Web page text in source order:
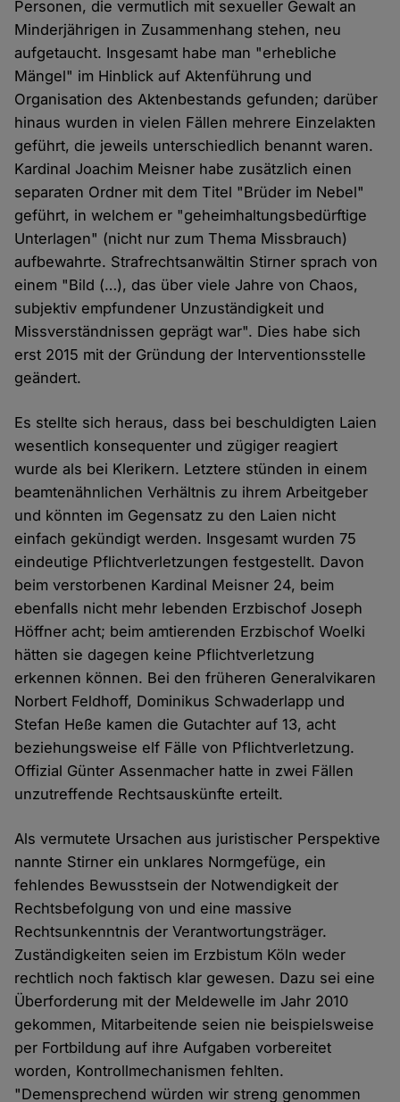
Personen, die vermutlich mit sexueller Gewalt an
Minderjährigen in Zusammenhang stehen, neu
aufgetaucht. Insgesamt habe man "erhebliche
Mängel" im Hinblick auf Aktenführung und
Organisation des Aktenbestands gefunden; darüber
hinaus wurden in vielen Fällen mehrere Einzelakten
geführt, die jeweils unterschiedlich benannt waren.
Kardinal Joachim Meisner habe zusätzlich einen
separaten Ordner mit dem Titel "Brüder im Nebel"
geführt, in welchem er "geheimhaltungsbedürftige
Unterlagen" (nicht nur zum Thema Missbrauch)
aufbewahrte. Strafrechtsanwältin Stirner sprach von
einem "Bild (…), das über viele Jahre von Chaos,
subjektiv empfundener Unzuständigkeit und
Missverständnissen geprägt war". Dies habe sich
erst 2015 mit der Gründung der Interventionsstelle
geändert.
Es stellte sich heraus, dass bei beschuldigten Laien
wesentlich konsequenter und zügiger reagiert
wurde als bei Klerikern. Letztere stünden in einem
beamtenähnlichen Verhältnis zu ihrem Arbeitgeber
und könnten im Gegensatz zu den Laien nicht
einfach gekündigt werden. Insgesamt wurden 75
eindeutige Pflichtverletzungen festgestellt. Davon
beim verstorbenen Kardinal Meisner 24, beim
ebenfalls nicht mehr lebenden Erzbischof Joseph
Höffner acht; beim amtierenden Erzbischof Woelki
hätten sie dagegen keine Pflichtverletzung
erkennen können. Bei den früheren Generalvikaren
Norbert Feldhoff, Dominikus Schwaderlapp und
Stefan Heße kamen die Gutachter auf 13, acht
beziehungsweise elf Fälle von Pflichtverletzung.
Offizial Günter Assenmacher hatte in zwei Fällen
unzutreffende Rechtsauskünfte erteilt.
Als vermutete Ursachen aus juristischer Perspektive
nannte Stirner ein unklares Normgefüge, ein
fehlendes Bewusstsein der Notwendigkeit der
Rechtsbefolgung von und eine massive
Rechtsunkenntnis der Verantwortungsträger.
Zuständigkeiten seien im Erzbistum Köln weder
rechtlich noch faktisch klar gewesen. Dazu sei eine
Überforderung mit der Meldewelle im Jahr 2010
gekommen, Mitarbeitende seien nie beispielsweise
per Fortbildung auf ihre Aufgaben vorbereitet
worden, Kontrollmechanismen fehlten.
"Demensprechend würden wir streng genommen